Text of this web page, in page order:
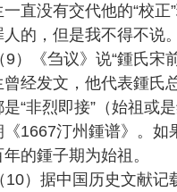
一直没有交代他的“校
人的，但是我不得不说
）《刍议》说“鍾氏宋
曾经发文，他代表鍾氏
是“非烈即接”（始祖或
《1667汀州鍾谱》。如
年的鍾子期为始祖。
）据中国历史文献记